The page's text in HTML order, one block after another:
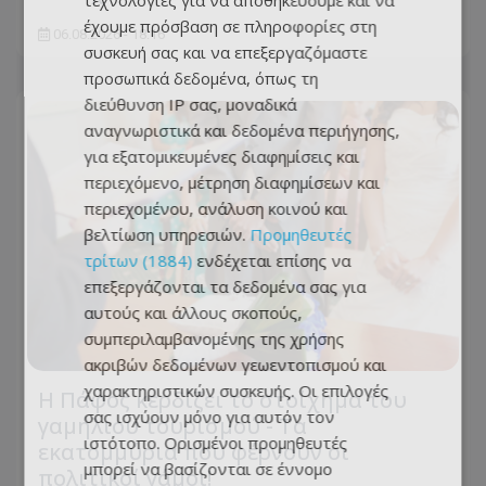
06.08.2026 - 18:16
Η Πάφος κερδίζει το στοίχημα του
γαμήλιου τουρισμού - Τα
εκατομμύρια που φέρνουν οι
πολιτικοί γάμοι!
έχουμε πρόσβαση σε πληροφορίες στη
συσκευή σας και να επεξεργαζόμαστε
προσωπικά δεδομένα, όπως τη
διεύθυνση IP σας, μοναδικά
αναγνωριστικά και δεδομένα περιήγησης,
για εξατομικευμένες διαφημίσεις και
περιεχόμενο, μέτρηση διαφημίσεων και
περιεχομένου, ανάλυση κοινού και
βελτίωση υπηρεσιών. Προμηθευτές
τρίτων (1884) ενδέχεται επίσης να
επεξεργάζονται τα δεδομένα σας για
αυτούς και άλλους σκοπούς,
συμπεριλαμβανομένης της χρήσης
ακριβών δεδομένων γεωεντοπισμού και
χαρακτηριστικών συσκευής. Οι επιλογές
σας ισχύουν μόνο για αυτόν τον
ιστότοπο. Ορισμένοι προμηθευτές
μπορεί να βασίζονται σε έννομο